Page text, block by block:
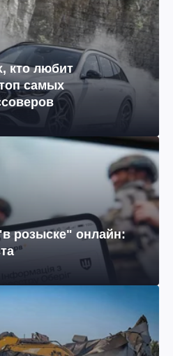
кто любит
самых
розыске" онлайн: